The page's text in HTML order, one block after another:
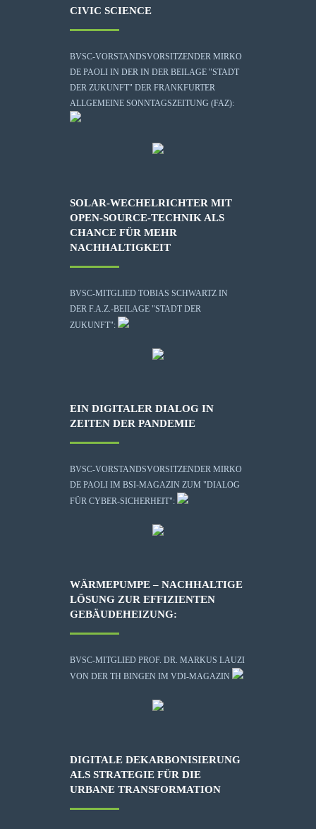
CIVIC SCIENCE
BVSC-VORSTANDSVORSITZENDER MIRKO
DE PAOLI IN DER IN DER BEILAGE "STADT
DER ZUKUNFT" DER FRANKFURTER
ALLGEMEINE SONNTAGSZEITUNG (FAZ):
SOLAR-WECHELRICHTER MIT
OPEN-SOURCE-TECHNIK ALS
CHANCE FÜR MEHR
NACHHALTIGKEIT
BVSC-MITGLIED TOBIAS SCHWARTZ IN
DER F.A.Z.-BEILAGE "STADT DER
ZUKUNFT":
EIN DIGITALER DIALOG IN
ZEITEN DER PANDEMIE
BVSC-VORSTANDSVORSITZENDER MIRKO
DE PAOLI IM BSI-MAGAZIN ZUM "DIALOG
FÜR CYBER-SICHERHEIT":
WÄRMEPUMPE – NACHHALTIGE
LÖSUNG ZUR EFFIZIENTEN
GEBÄUDEHEIZUNG:
BVSC-MITGLIED PROF. DR. MARKUS LAUZI
VON DER TH BINGEN IM VDI-MAGAZIN
DIGITALE DEKARBONISIERUNG
ALS STRATEGIE FÜR DIE
URBANE TRANSFORMATION